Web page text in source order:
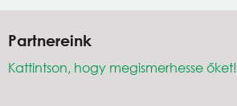
Partnereink
Kattintson, hogy megismerhesse őket!